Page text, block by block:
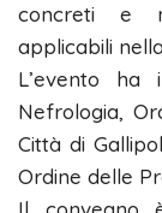
concreti e
applicabili
L’evento ha
Nefrologia,
Città di
Ordine delle